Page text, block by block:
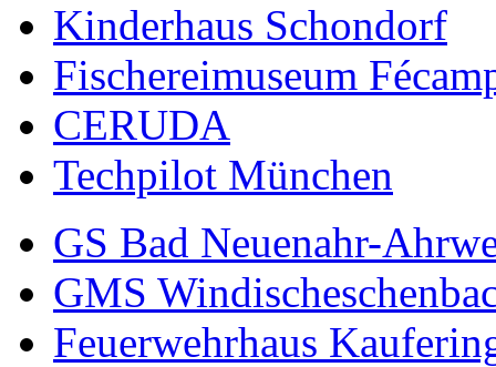
Kinderhaus Schondorf
Fischereimuseum
CERUDA
Techpilot München
GS Bad Neuenahr-
GMS
Feuerwehrhaus